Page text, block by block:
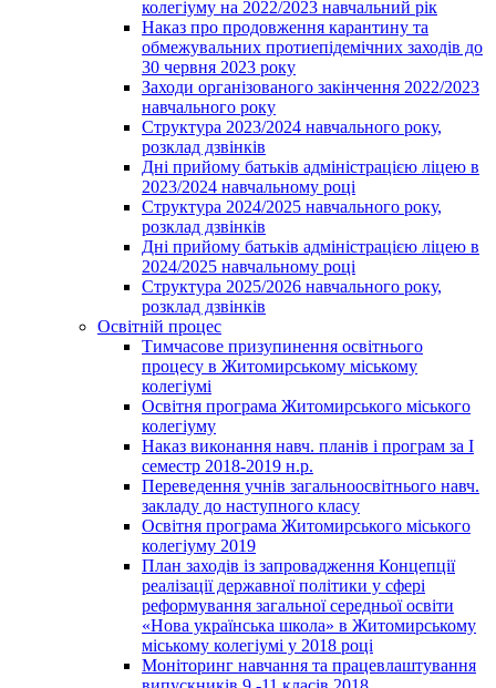
колегіуму на 2022/2023 навчальний рік
Наказ про продовження карантину та
обмежувальних протиепідемічних заходів до
30 червня 2023 року
Заходи організованого закінчення 2022/2023
навчального року
Структура 2023/2024 навчального року,
розклад дзвінків
Дні прийому батьків адміністрацією ліцею в
2023/2024 навчальному році
Структура 2024/2025 навчального року,
розклад дзвінків
Дні прийому батьків адміністрацією ліцею в
2024/2025 навчальному році
Структура 2025/2026 навчального року,
розклад дзвінків
Освітній процес
Тимчасове призупинення освітнього
процесу в Житомирському міському
колегіумі
Освітня програма Житомирського міського
колегіуму
Наказ виконання навч. планів і програм за І
семестр 2018-2019 н.р.
Переведення учнів загальноосвітнього навч.
закладу до наступного класу
Освітня програма Житомирського міського
колегіуму 2019
План заходів із запровадження Концепції
реалізації державної політики у сфері
реформування загальної середньої освіти
«Нова українська школа» в Житомирському
міському колегіумі у 2018 році
Моніторинг навчання та працевлаштування